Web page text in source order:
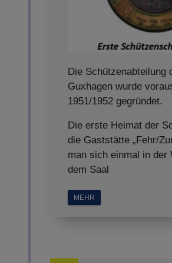
Die Schützenabteilung
Guxhagen wurde
1951/1952 gegründet.
Die erste Heimat der
die Gaststätte „Fehr/
man sich einmal in der
dem Saal
MEHR